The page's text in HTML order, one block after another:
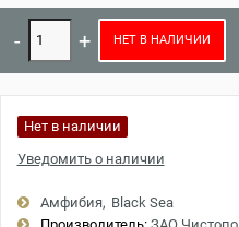
НЕТ В НАЛИЧИИ
Нет в наличии
Уведомить о наличии
Амфибия
Black Sea